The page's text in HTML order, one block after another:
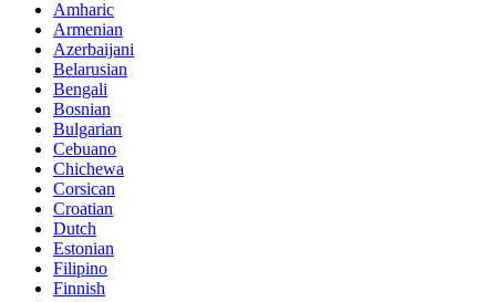
Amharic
Armenian
Azerbaijani
Belarusian
Bengali
Bosnian
Bulgarian
Cebuano
Chichewa
Corsican
Croatian
Dutch
Estonian
Filipino
Finnish